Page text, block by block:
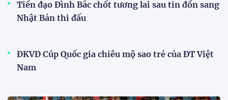
Tiền đạo Đình Bắc chốt tương lai sau tin đồn sang
Nhật Bản thi đấu
ĐKVĐ Cúp Quốc gia chiêu mộ sao trẻ của ĐT Việt
Nam